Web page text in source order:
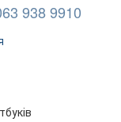
938 9910